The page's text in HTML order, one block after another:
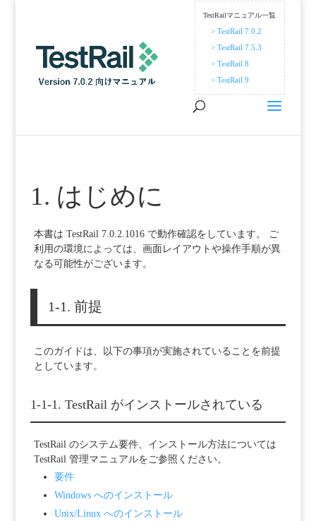
TestRailマニュアル一覧
> TestRail 7.0.2
> TestRail 7.5.3
> TestRail 8
> TestRail 9
1. はじめに
本書は TestRail 7.0.2.1016 で動作確認をしています。 ご
利用の環境によっては、画面レイアウトや操作手順が異
なる可能性がございます。
1-1. 前提
このガイドは、以下の事項が実施されていることを前提
としています。
1-1-1. TestRail がインストールされている
TestRail のシステム要件、インストール方法については
TestRail 管理マニュアルをご参照ください。
要件
Windows へのインストール
Unix/Linux へのインストール